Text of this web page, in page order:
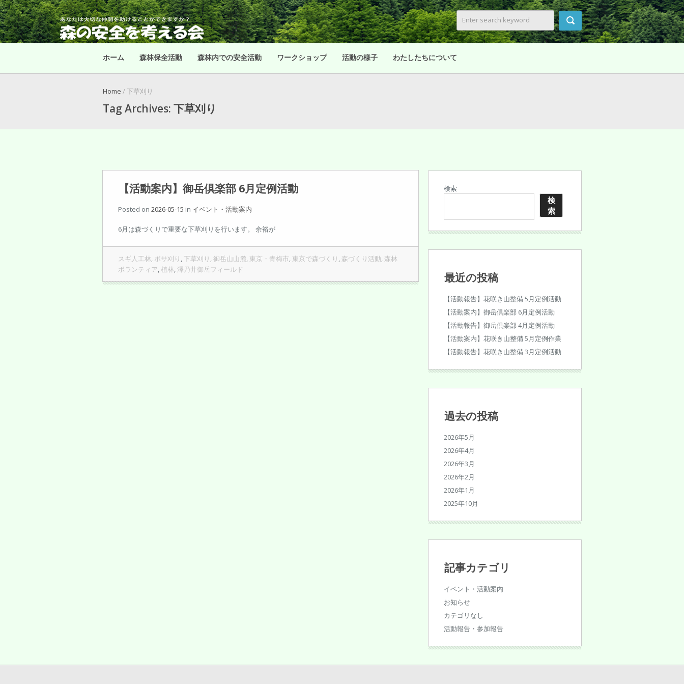
ホーム 森林保全活動 森林内での安全活動 ワークショップ 活動の様子 わたしたちについて
Home / 下草刈り
Tag Archives: 下草刈り
【活動案内】御岳倶楽部 6月定例活動
Posted on 2026-05-15 in イベント・活動案内
6月は森づくりで重要な下草刈りを行います。 余裕が
スギ人工林, ボサ刈り ,下草刈り ,御岳山山麓, 東京・青梅市, 東京で森づくり , 森づくり活動, 森林
ボランティア,植林,澤乃井御岳フィールド
検索
検
索
最近の投稿
【活動報告】花咲き山整備 5月定例活動
【活動案内】御岳倶楽部 6月定例活動
【活動報告】御岳倶楽部 4月定例活動
【活動案内】花咲き山整備 5月定例作業
【活動報告】花咲き山整備 3月定例活動
過去の投稿
2026年5月
2026年4月
2026年3月
2026年2月
2026年1月
2025年10月
記事カテゴリ
イベント・活動案内
お知らせ
カテゴリなし
活動報告・参加報告